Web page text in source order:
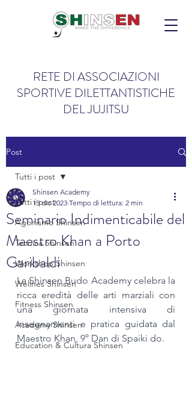
RETE DI ASSOCIAZIONI
SPORTIVE DILETTANTISTICHE
DEL JUJITSU
Post
Tutti i post
Agonismo Shinsen
Tecnica Shinsen
Workshop Shinsen
Wellnes Shinsen
Fitness Shinsen
Academy Shinsen
Education & Cultura Shinsen
Tutti i post
Seminario Indimenticabile del
Maestro Khan a Porto
Garibaldi
Shinsen Academy
15 dic 2023 Tempo di lettura: 2 min
La Shinsen Budo Academy celebra la
ricca eredità delle arti marziali con
una giornata intensiva di
insegnamenti e pratica guidata dal
Maestro Khan, 9° Dan di Spaiki do.